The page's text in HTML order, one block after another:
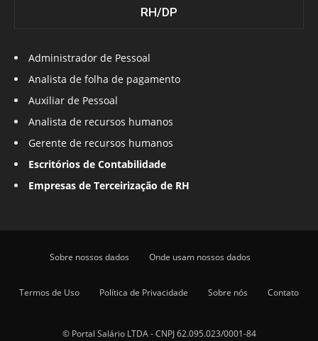
RH/DP
Administrador de Pessoal
Analista de folha de pagamento
Auxiliar de Pessoal
Analista de recursos humanos
Gerente de recursos humanos
Escritórios de Contabilidade
Empresas de Terceirização de RH
Sobre nossos dados Onde usam nossos dados
Termos de Uso Política de Privacidade Sobre nós Contato
© Portal Salário LTDA - CNPJ 62.095.023/0001-84